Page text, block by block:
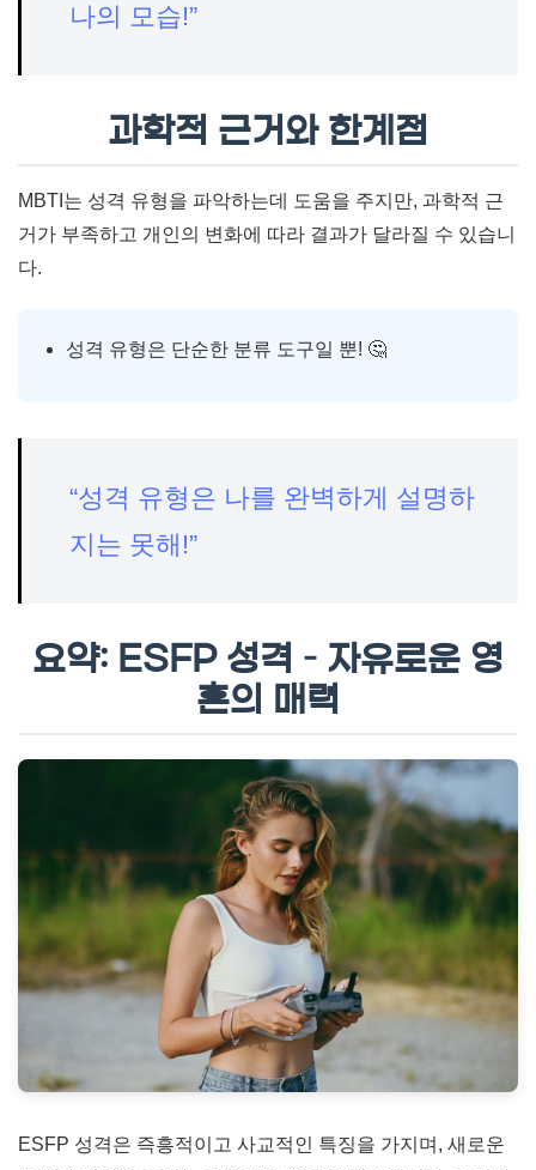
나의 모습!”
과학적 근거와 한계점
MBTI는 성격 유형을 파악하는데 도움을 주지만, 과학적 근
거가 부족하고 개인의 변화에 따라 결과가 달라질 수 있습니
다.
성격 유형은 단순한 분류 도구일 뿐! 🤔
“성격 유형은 나를 완벽하게 설명하
지는 못해!”
요약: ESFP 성격 – 자유로운 영
혼의 매력
ESFP 성격은 즉흥적이고 사교적인 특징을 가지며, 새로운